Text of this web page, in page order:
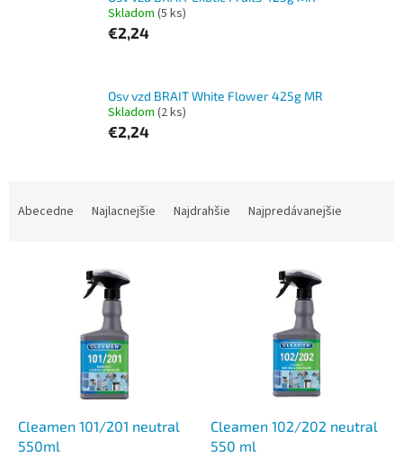
Skladom (5 ks)
€2,24
Osv vzd BRAIT White Flower 425g MR
Skladom (2 ks)
€2,24
Abecedne Najlacnejšie Najdrahšie Najpredávanejšie
Cleamen 101/201 neutral
550ml
Cleamen 102/202 neutral
550 ml